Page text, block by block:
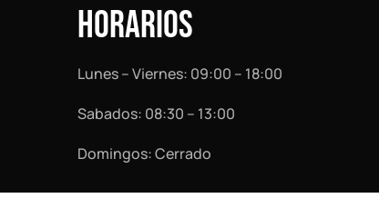
HORARIOS
Lunes – Viernes: 09:00 – 18:00
Sabados: 08:30 – 13:00
Domingos: Cerrado